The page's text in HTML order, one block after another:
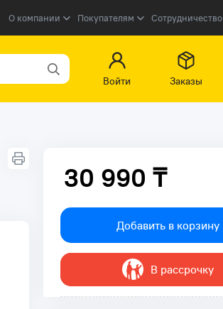
О компании Покупателям Сотрудничество
Войти
Заказы
30 990 ₸
30 990 ₸
Добавить в корзину
В рассрочку